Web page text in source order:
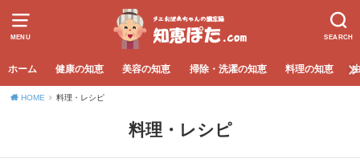
MENU SEARCH
ホーム 健康の知恵 美容の知恵 掃除・洗濯の知恵 料理の知恵
HOME 料理・レシピ
料理・レシピ